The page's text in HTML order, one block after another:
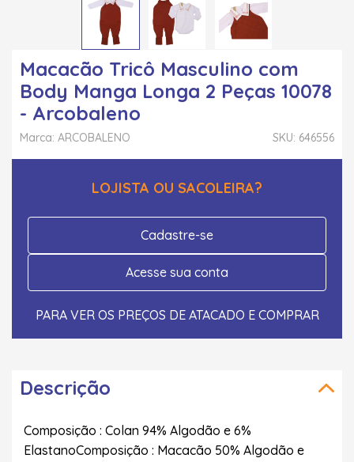
Macacão Tricô Masculino com
Body Manga Longa 2 Peças 10078
- Arcobaleno
SKU: 646556
Marca: ARCOBALENO
LOJISTA OU SACOLEIRA?
Cadastre-se
Acesse sua conta
PARA VER OS PREÇOS DE ATACADO E COMPRAR
Descrição
Composição : Colan 94% Algodão e 6%
ElastanoComposição : Macacão 50% Algodão e